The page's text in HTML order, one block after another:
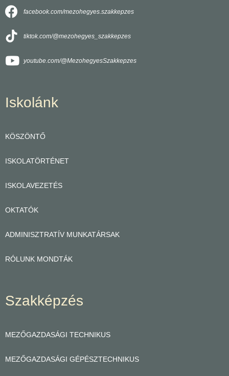
facebook.com/mezohegyes.szakkepzes
tiktok.com/@mezohegyes_szakkepzes
youtube.com/@MezohegyesSzakkepzes
Iskolánk
KÖSZÖNTŐ
ISKOLATÖRTÉNET
ISKOLAVEZETÉS
OKTATÓK
ADMINISZTRATÍV MUNKATÁRSAK
RÓLUNK MONDTÁK
Szakképzés
MEZŐGAZDASÁGI TECHNIKUS
MEZŐGAZDASÁGI GÉPÉSZTECHNIKUS